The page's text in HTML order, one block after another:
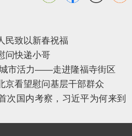
民致以新春祝福
问快递小哥
市活力——走进隆福寺街区
京看望慰问基层干部群众
次国内考察，习近平为何来到